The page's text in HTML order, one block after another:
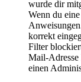
wurde dir
Wenn du
korrekt
Filter
Mail-Adresse
einen